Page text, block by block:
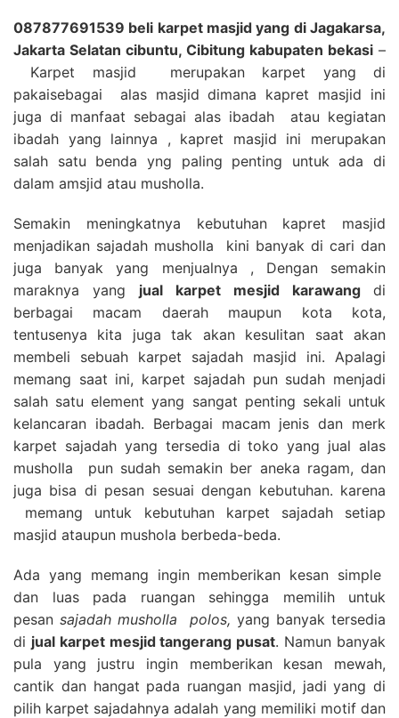
087877691539 beli karpet masjid yang di Jagakarsa,
Jakarta Selatan cibuntu, Cibitung kabupaten bekasi –
Karpet masjid merupakan karpet yang di
pakaisebagai alas masjid dimana kapret masjid ini
juga di manfaat sebagai alas ibadah atau kegiatan
ibadah yang lainnya , kapret masjid ini merupakan
salah satu benda yng paling penting untuk ada di
dalam amsjid atau musholla.
Semakin meningkatnya kebutuhan kapret masjid
menjadikan sajadah musholla kini banyak di cari dan
juga banyak yang menjualnya , Dengan semakin
maraknya yang jual karpet mesjid karawang di
berbagai macam daerah maupun kota kota,
tentusenya kita juga tak akan kesulitan saat akan
membeli sebuah karpet sajadah masjid ini. Apalagi
memang saat ini, karpet sajadah pun sudah menjadi
salah satu element yang sangat penting sekali untuk
kelancaran ibadah. Berbagai macam jenis dan merk
karpet sajadah yang tersedia di toko yang jual alas
musholla pun sudah semakin ber aneka ragam, dan
juga bisa di pesan sesuai dengan kebutuhan. karena
memang untuk kebutuhan karpet sajadah setiap
masjid ataupun mushola berbeda-beda.
Ada yang memang ingin memberikan kesan simple
dan luas pada ruangan sehingga memilih untuk
pesan sajadah musholla polos, yang banyak tersedia
di jual karpet mesjid tangerang pusat. Namun banyak
pula yang justru ingin memberikan kesan mewah,
cantik dan hangat pada ruangan masjid, jadi yang di
pilih karpet sajadahnya adalah yang memiliki motif dan